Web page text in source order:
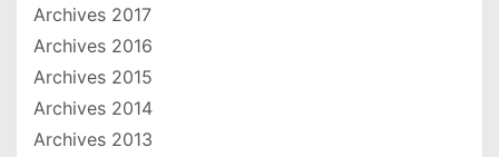
Archives 2017
Archives 2016
Archives 2015
Archives 2014
Archives 2013